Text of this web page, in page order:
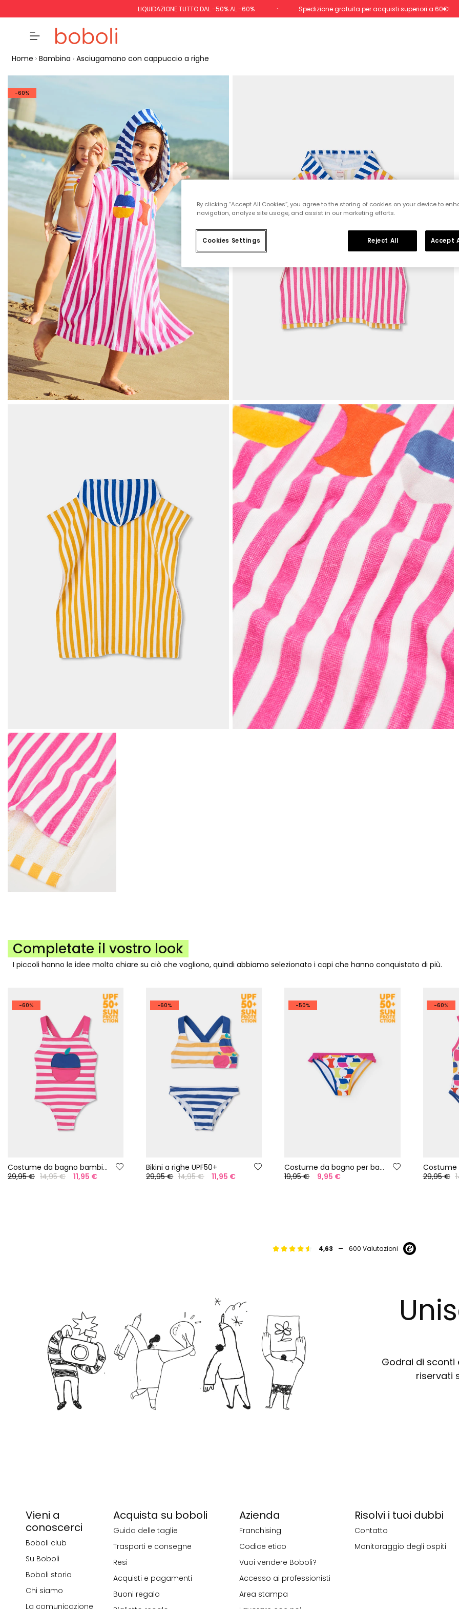
LIQUIDAZIONE TUTTO DAL -50% AL -60% Spedizione gratuita per acquisti superiori a 60€!
Home Bambina Asciugamano con cappuccio a righe
-60%
Completate il vostro look
I piccoli hanno le idee molto chiare su ciò che vogliono, quindi abbiamo selezionato i capi che hanno conquistato di più.
-60%
Costume da bagno bambina a righe rosa e bianche UPF50+
29,95 € 14,95 € 11,95 €
-60%
Bikini a righe UPF50+
29,95 € 14,95 € 11,95 €
-50%
Costume da bagno per bambina con stampa a mele UPF50+
19,95 €
9,95 €
-60%
29,95 €
4,63 - 600 Valutazioni
Godrai di sconti
riservati
Vieni a
conoscerci
Boboli club
Su Boboli
Boboli storia
Chi siamo
La comunicazione
Acquista su boboli
Guida delle taglie
Trasporti e consegne
Resi
Acquisti e pagamenti
Buoni regalo
Azienda
Franchising
Codice etico
Vuoi vendere Boboli?
Accesso ai professionisti
Area stampa
Risolvi i tuoi dubbi
Contatto
Monitoraggio degli ospiti
By clicking “Accept All Cookies”, you agree to the storing of cookies on your device to
navigation, analyze site usage, and assist in our marketing efforts.
Cookies Settings Reject All Accept